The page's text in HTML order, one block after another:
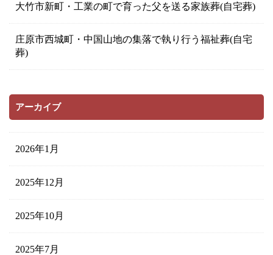
大竹市新町・工業の町で育った父を送る家族葬(自宅葬)
庄原市西城町・中国山地の集落で執り行う福祉葬(自宅
葬)
アーカイブ
2026年1月
2025年12月
2025年10月
2025年7月